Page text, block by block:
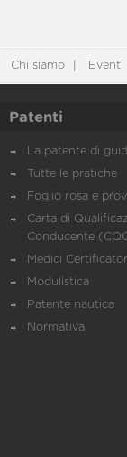
Chi siamo Eventi
Patenti
La patente di
Tutte le pratiche
Foglio rosa e
Carta di
Conducente
Medici
Modulistica
Patente nautica
Normativa